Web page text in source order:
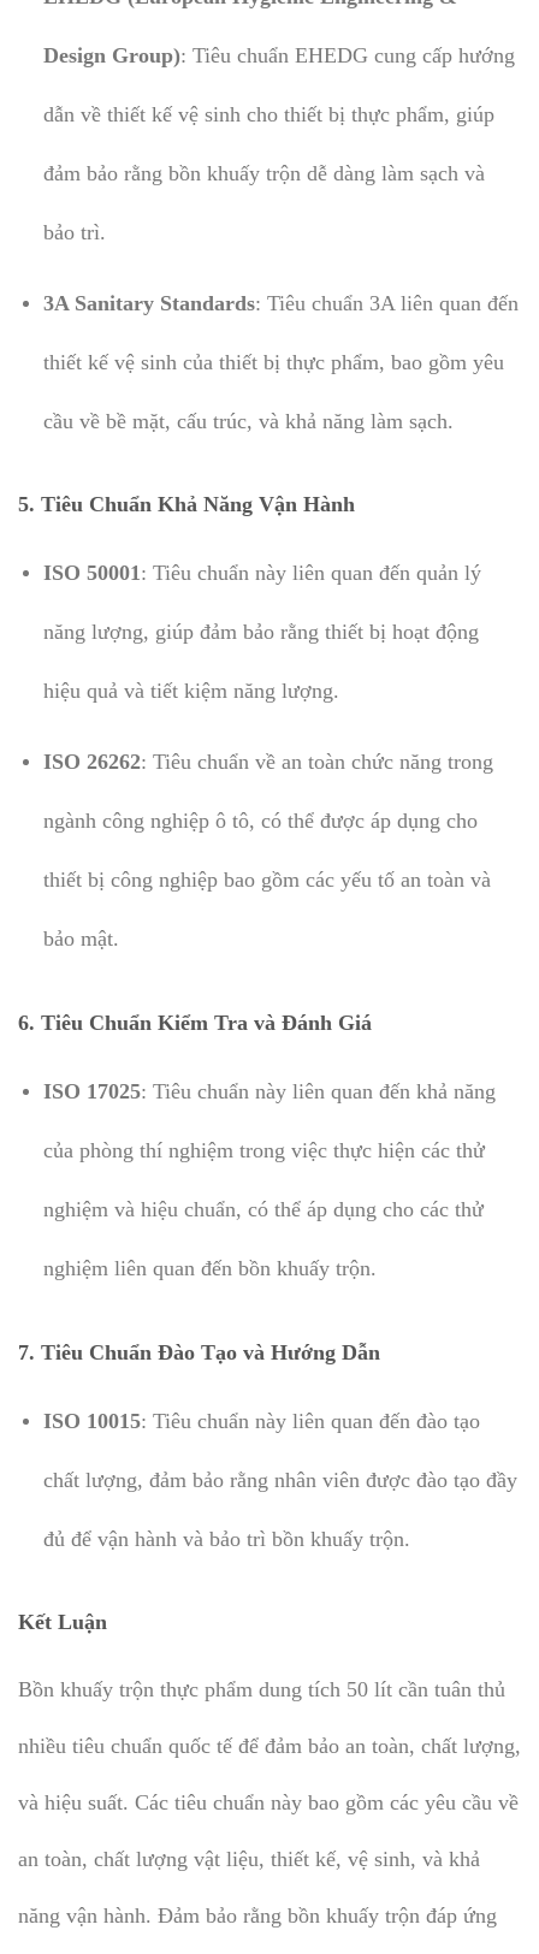
Design Group): Tiêu chuẩn EHEDG cung cấp hướng
dẫn về thiết kế vệ sinh cho thiết bị thực phẩm, giúp
đảm bảo rằng bồn khuấy trộn dễ dàng làm sạch và
bảo trì.
3A Sanitary Standards: Tiêu chuẩn 3A liên quan đến
thiết kế vệ sinh của thiết bị thực phẩm, bao gồm yêu
cầu về bề mặt, cấu trúc, và khả năng làm sạch.
5. Tiêu Chuẩn Khả Năng Vận Hành
ISO 50001: Tiêu chuẩn này liên quan đến quản lý
năng lượng, giúp đảm bảo rằng thiết bị hoạt động
hiệu quả và tiết kiệm năng lượng.
ISO 26262: Tiêu chuẩn về an toàn chức năng trong
ngành công nghiệp ô tô, có thể được áp dụng cho
thiết bị công nghiệp bao gồm các yếu tố an toàn và
bảo mật.
6. Tiêu Chuẩn Kiểm Tra và Đánh Giá
ISO 17025: Tiêu chuẩn này liên quan đến khả năng
của phòng thí nghiệm trong việc thực hiện các thử
nghiệm và hiệu chuẩn, có thể áp dụng cho các thử
nghiệm liên quan đến bồn khuấy trộn.
7. Tiêu Chuẩn Đào Tạo và Hướng Dẫn
ISO 10015: Tiêu chuẩn này liên quan đến đào tạo
chất lượng, đảm bảo rằng nhân viên được đào tạo đầy
đủ để vận hành và bảo trì bồn khuấy trộn.
Kết Luận
Bồn khuấy trộn thực phẩm dung tích 50 lít cần tuân thủ
nhiều tiêu chuẩn quốc tế để đảm bảo an toàn, chất lượng,
và hiệu suất. Các tiêu chuẩn này bao gồm các yêu cầu về
an toàn, chất lượng vật liệu, thiết kế, vệ sinh, và khả
năng vận hành. Đảm bảo rằng bồn khuấy trộn đáp ứng